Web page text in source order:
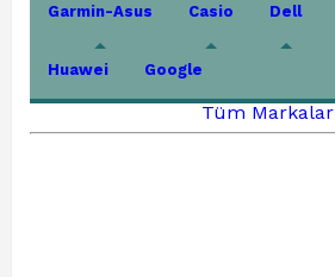
Garmin-Asus Casio Dell
Huawei Google
Tüm Markalar